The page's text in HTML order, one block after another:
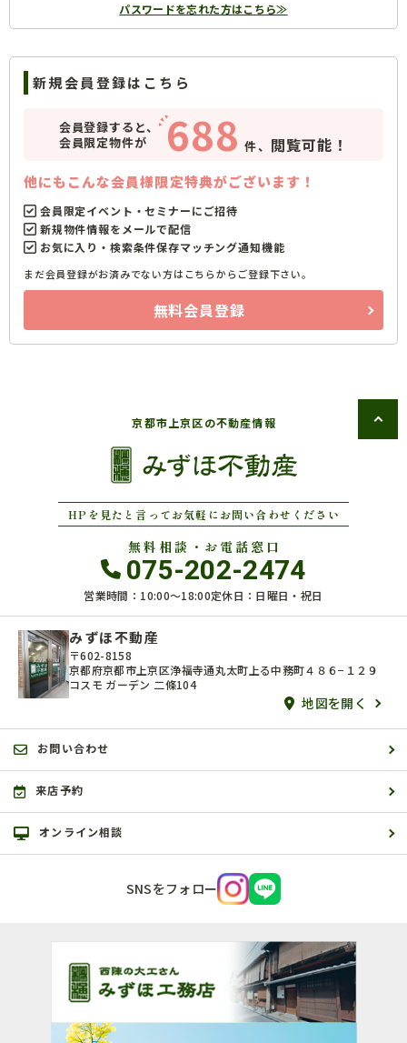
パスワードを忘れた方はこちら≫
新規会員登録はこちら
会員登録すると、
会員限定物件が
688 件、 閲覧可能！
他にもこんな会員様限定特典がございます！
会員限定イベント・セミナーにご招待
新規物件情報をメールで配信
お気に入り・検索条件保存マッチング通知機能
まだ会員登録がお済みでない方はこちらからご登録下さい。
無料会員登録
京都市上京区の不動産情報
HPを見たと言ってお気軽にお問い合わせください
無料相談・お電話窓口
075-202-2474
営業時間：10:00〜18:00定休日：日曜日・祝日
みずほ不動産
〒602-8158
京都府京都市上京区浄福寺通丸太町上る中務町４８６−１２９
コスモ ガーデン 二條104
地図を開く
お問い合わせ
来店予約
オンライン相談
SNSをフォロー